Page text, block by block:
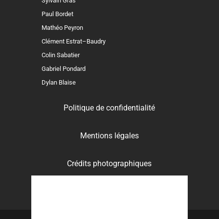
Paul Bordet
Mathéo Peyron
Clément Estrat–Baudry
Colin Sabatier
Gabriel Pondard
Dylan Blaise
Politique de confidentialité
Mentions légales
Crédits photographiques